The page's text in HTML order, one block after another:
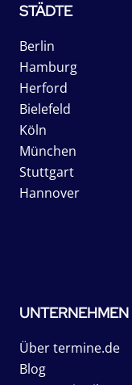
STÄDTE
Berlin
Hamburg
Herford
Bielefeld
Köln
München
Stuttgart
Hannover
UNTERNEHMEN
Über termine.de
Blog